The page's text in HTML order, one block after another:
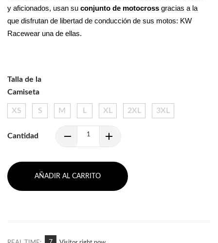
y aficionados, usan su conjunto de motocross gracias a la
que disfrutan de libertad de conducción de sus motos: KW
Racewear una de ellas.
Talla de la
Camiseta
XS S M L XL 2XL 3XL
Cantidad
AÑADIR AL CARRITO